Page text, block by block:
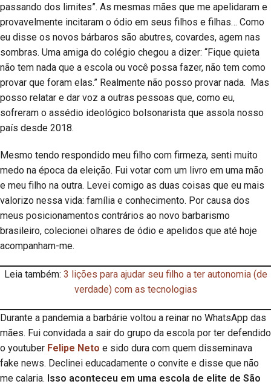
passando dos limites”. As mesmas mães que me apelidaram e
provavelmente incitaram o ódio em seus filhos e filhas… Como
eu disse os novos bárbaros são abutres, covardes, agem nas
sombras. Uma amiga do colégio chegou a dizer: “Fique quieta
não tem nada que a escola ou você possa fazer, não tem como
provar que foram elas.” Realmente não posso provar nada. Mas
posso relatar e dar voz a outras pessoas que, como eu,
sofreram o assédio ideológico bolsonarista que assola nosso
país desde 2018.
Mesmo tendo respondido meu filho com firmeza, senti muito
medo na época da eleição. Fui votar com um livro em uma mão
e meu filho na outra. Levei comigo as duas coisas que eu mais
valorizo nessa vida: família e conhecimento. Por causa dos
meus posicionamentos contrários ao novo barbarismo
brasileiro, colecionei olhares de ódio e apelidos que até hoje
acompanham-me.
Leia também: 3 lições para ajudar seu filho a ter autonomia (de
verdade) com as tecnologias
Durante a pandemia a barbárie voltou a reinar no WhatsApp das
mães. Fui convidada a sair do grupo da escola por ter defendido
o youtuber Felipe Neto e sido dura com quem disseminava
fake news. Declinei educadamente o convite e disse que não
me calaria. Isso aconteceu em uma escola de elite de São